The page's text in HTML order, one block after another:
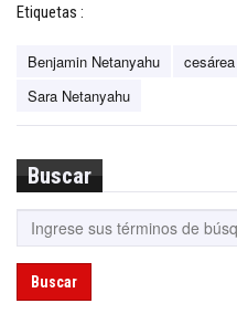
Etiquetas :
Benjamin Netanyahu cesárea
Sara Netanyahu
Buscar
Buscar